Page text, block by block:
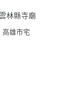
林縣寺廟
高雄市宅